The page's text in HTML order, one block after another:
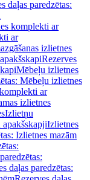
daļas paredzētas:
komplekti ar
ar
izlietnes
Rezerves
Mēbeļu izlietnes
Mēbeļu izlietnes
ar
izlietnes
Izlietņu
apakšskapjiIzlietnes
Izlietnes mazām
daļas paredzētas: